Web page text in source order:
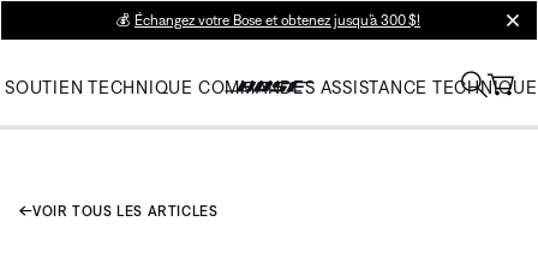
💰 Échangez votre Bose et obtenez jusqu’à 300 $!
SOUTIEN TECHNIQUE COMMANDES ASSISTANCE TECHNIQUE
VOIR TOUS LES ARTICLES